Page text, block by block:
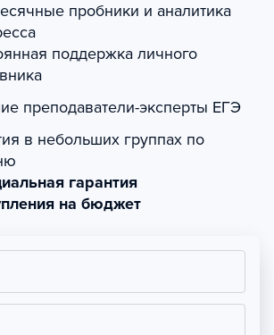
пробники и аналитика
поддержка личного
преподаватели-эксперты ЕГЭ
в небольших группах по
гарантия
на бюджет